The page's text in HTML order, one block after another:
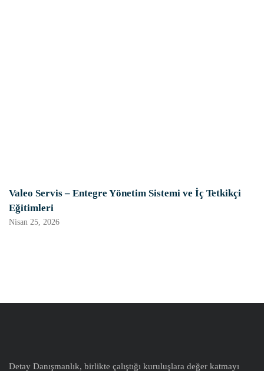
Valeo Servis – Entegre Yönetim Sistemi ve İç Tetkikçi
Eğitimleri
Nisan 25, 2026
Detay Danışmanlık, birlikte çalıştığı kuruluşlara değer katmayı